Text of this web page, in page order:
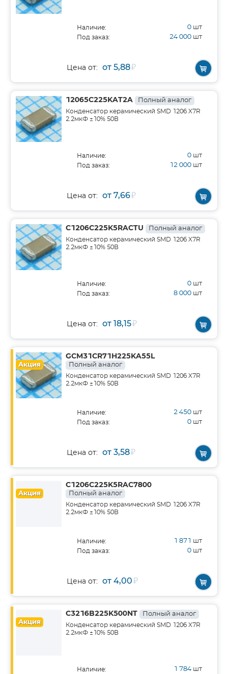
Наличие: 0 шт
Под заказ: 24 000 шт
Цена от: от 5,88₽
12065C225KAT2A Полный аналог
Конденсатор керамический SMD 1206 X7R
2.2мкФ ±10% 50В
Наличие: 0 шт
Под заказ: 12 000 шт
Цена от: от 7,66₽
C1206C225K5RACTU Полный аналог
Конденсатор керамический SMD 1206 X7R
2.2мкФ ±10% 50В
Наличие: 0 шт
Под заказ: 8 000 шт
Цена от: от 18,15₽
Акция
GCM31CR71H225KA55L
Полный аналог
Конденсатор керамический SMD 1206 X7R
2.2мкФ ±10% 50В
Наличие: 2 450 шт
Под заказ: 0 шт
Цена от: от 3,58₽
Акция
C1206C225K5RAC7800
Полный аналог
Конденсатор керамический SMD 1206 X7R
2.2мкФ ±10% 50В
Наличие: 1 871 шт
Под заказ: 0 шт
Цена от: от 4,00₽
Акция
C3216B225K500NT Полный аналог
Конденсатор керамический SMD 1206 X7R
2.2мкФ ±10% 50В
Наличие: 1 784 шт